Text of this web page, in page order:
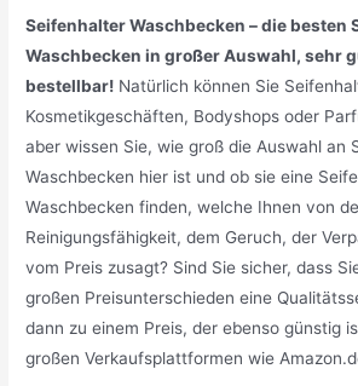
Seifenhalter Waschbecken – die besten
Waschbecken in großer Auswahl, sehr
bestellbar! Natürlich können Sie
Kosmetikgeschäften, Bodyshops oder
aber wissen Sie, wie groß die Auswahl an
Waschbecken hier ist und ob sie eine
Waschbecken finden, welche Ihnen von
Reinigungsfähigkeit, dem Geruch, der
vom Preis zusagt? Sind Sie sicher, dass
großen Preisunterschieden eine
dann zu einem Preis, der ebenso günstig
großen Verkaufsplattformen wie